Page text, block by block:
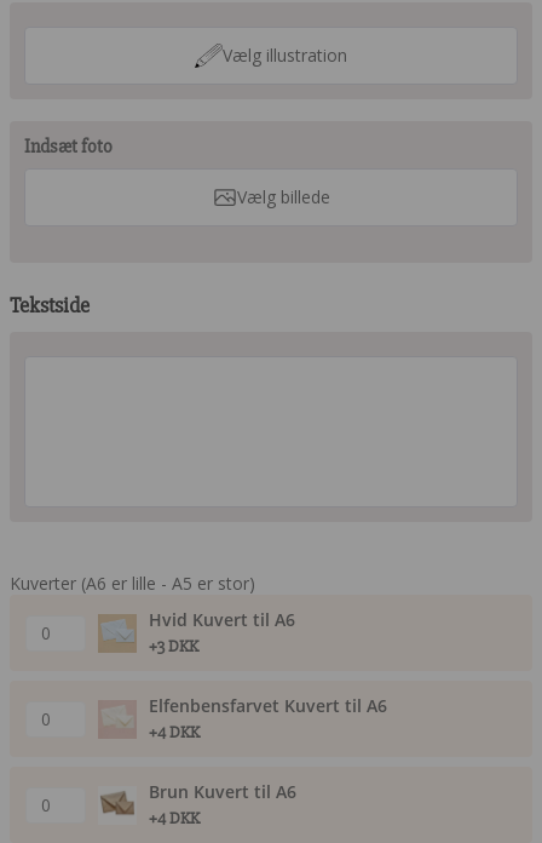
Vælg illustration
Indsæt foto
Vælg billede
Tekstside
Kuverter (A6 er lille - A5 er stor)
Hvid Kuvert til A6
+3 DKK
Elfenbensfarvet Kuvert til A6
+4 DKK
Brun Kuvert til A6
+4 DKK